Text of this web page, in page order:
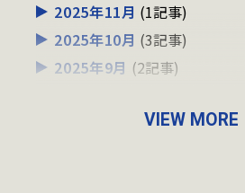
2025年11月 (1記事)
2025年10月 (3記事)
2025年9月 (2記事)
(1記事)
VIEW MORE